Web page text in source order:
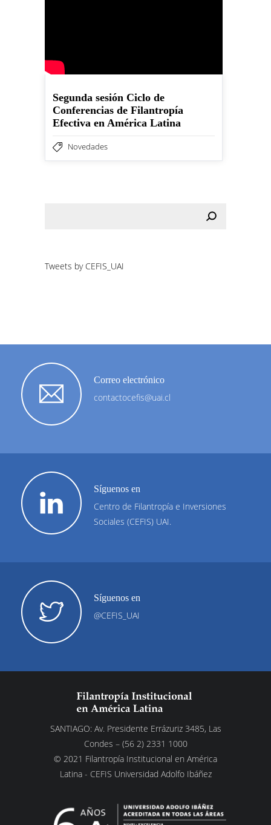
Segunda sesión Ciclo de
Conferencias de Filantropía
Efectiva en América Latina
Novedades
Tweets by CEFIS_UAI
Correo electrónico
contactocefis@uai.cl
Síguenos en
Centro de Filantropía e Inversiones
Sociales (CEFIS) UAI.
Síguenos en
@CEFIS_UAI
SANTIAGO: Av. Presidente Errázuriz 3485, Las
Condes – (56 2) 2331 1000
© 2021 Filantropía Institucional en América
Latina - CEFIS Universidad Adolfo Ibáñez